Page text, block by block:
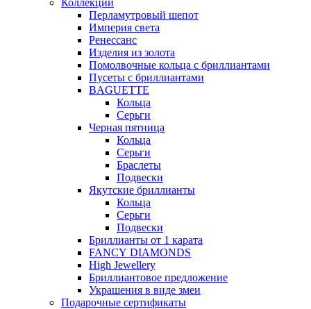
Коллекции
Перламутровый шепот
Империя света
Ренессанс
Изделия из золота
Помолвочные кольца с бриллиантами
Пусеты с бриллиантами
BAGUETTE
Кольца
Серьги
Черная пятница
Кольца
Серьги
Браслеты
Подвески
Якутские бриллианты
Кольца
Серьги
Подвески
Бриллианты от 1 карата
FANCY DIAMONDS
High Jewellery
Бриллиантовое предложение
Украшения в виде змеи
Подарочные сертификаты